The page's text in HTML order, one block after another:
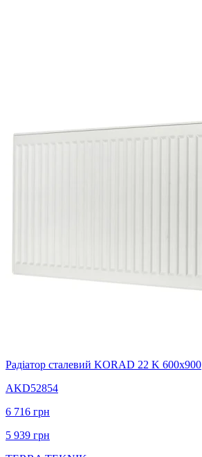
Радіатор сталевий KORAD 22 K 600х900
AKD52854
6 716 грн
5 939 грн